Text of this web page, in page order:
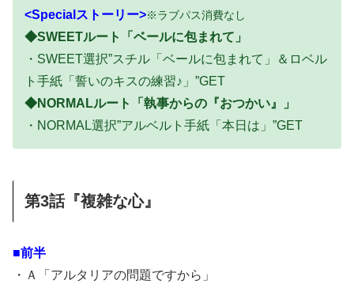
<Specialストーリー>※ラブパス消費なし
◆SWEETルート「ベールに包まれて」
・SWEET選択”スチル「ベールに包まれて」＆ロベル
ト手紙「誓いのキスの練習♪」”GET
◆NORMALルート「執事からの『おつかい』」
・NORMAL選択”アルベルト手紙「本日は」”GET
第3話『複雑な心』
■前半
・Ａ「アルタリアの問題ですから」